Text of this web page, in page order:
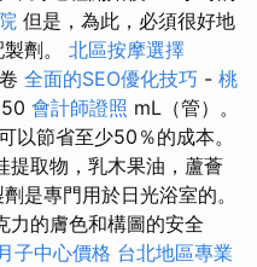
但是，為此，必須很好地
劑。 北區按摩選擇
全面的SEO優化技巧 - 桃
會計師證照 mL（管）。
以節省至少50％的成本。
提取物，乳木果油，蘆薈
是專門用於日光浴室的。
力的膚色和構圖的安全
月子中心價格 台北地區專業